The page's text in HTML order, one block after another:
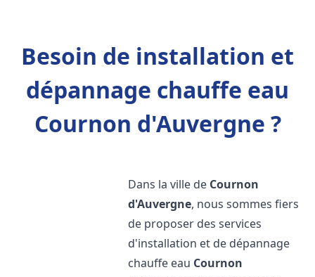
Besoin de installation et
dépannage chauffe eau
Cournon d'Auvergne ?
Dans la ville de Cournon
d'Auvergne, nous sommes fiers
de proposer des services
d'installation et de dépannage
chauffe eau Cournon